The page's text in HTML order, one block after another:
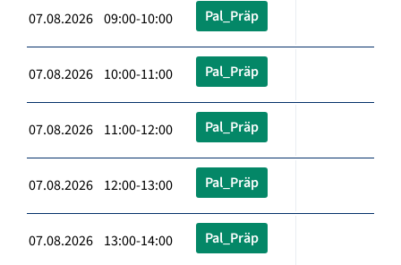
07.08.2026 09:00-10:00 Pal_Präp
07.08.2026 10:00-11:00 Pal_Präp
07.08.2026 11:00-12:00 Pal_Präp
07.08.2026 12:00-13:00 Pal_Präp
07.08.2026 13:00-14:00 Pal_Präp